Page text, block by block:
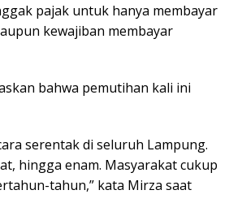
pajak untuk hanya membayar
kewajiban membayar
bahwa pemutihan kali ini
serentak di seluruh Lampung.
hingga enam. Masyarakat cukup
tahun,” kata Mirza saat